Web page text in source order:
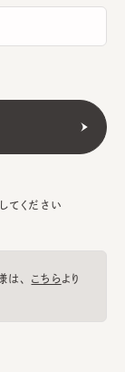
てください
は、 こちらより